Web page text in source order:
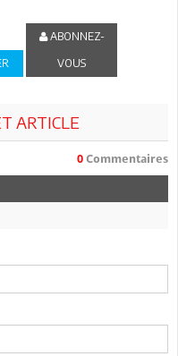
ABONNEZ-
VOUS
ARTICLE
0 Commentaires